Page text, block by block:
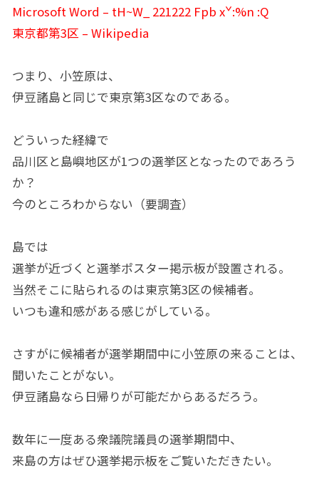
Microsoft Word – tH~W_ 221222 Fpb xˇ:%n :Q
東京都第3区 – Wikipedia
つまり、小笠原は、
伊豆諸島と同じで東京第3区なのである。
どういった経緯で
品川区と島嶼地区が1つの選挙区となったのであろう
か？
今のところわからない（要調査）
島では
選挙が近づくと選挙ポスター掲示板が設置される。
当然そこに貼られるのは東京第3区の候補者。
いつも違和感がある感じがしている。
さすがに候補者が選挙期間中に小笠原の来ることは、
聞いたことがない。
伊豆諸島なら日帰りが可能だからあるだろう。
数年に一度ある衆議院議員の選挙期間中、
来島の方はぜひ選挙掲示板をご覧いただきたい。